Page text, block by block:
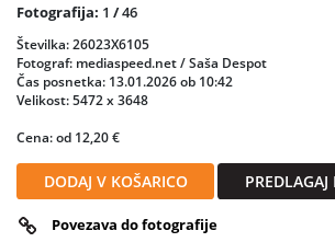
Fotografija: 1 /46
Številka: 26023X6105
Fotograf: mediaspeed.net / Saša Despot
Čas posnetka: 13.01.2026 ob 10:42
Velikost: 5472 x 3648
Cena: od 12,20 €
DODAJ V KOŠARICO PREDLAGAJ
Povezava do fotografije